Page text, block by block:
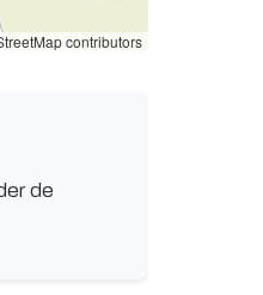
contributors
de